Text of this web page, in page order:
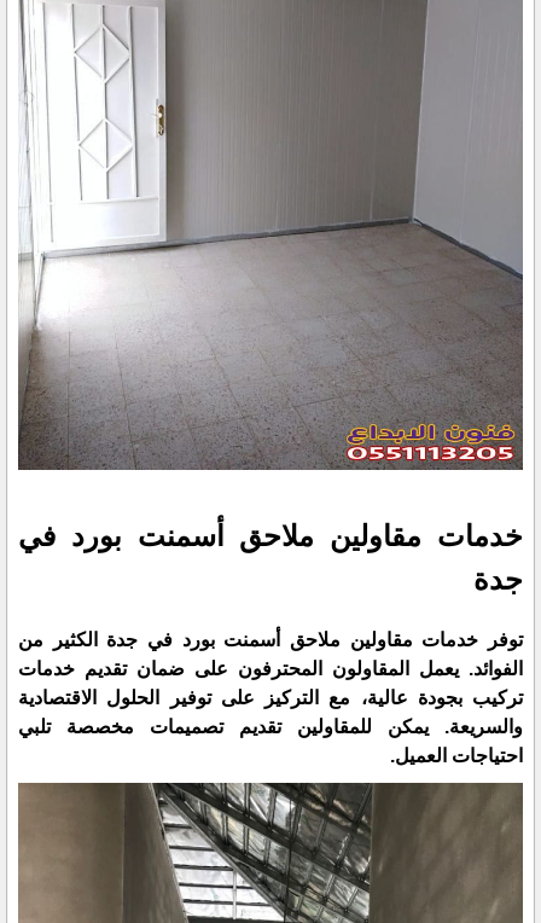
خدمات مقاولين ملاحق أسمنت بورد في
جدة
توفر خدمات مقاولين ملاحق أسمنت بورد في جدة الكثير من
الفوائد. يعمل المقاولون المحترفون على ضمان تقديم خدمات
تركيب بجودة عالية، مع التركيز على توفير الحلول الاقتصادية
والسريعة. يمكن للمقاولين تقديم تصميمات مخصصة تلبي
احتياجات العميل.